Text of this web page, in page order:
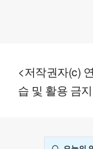
<저작권자(c)
습 및 활용 금